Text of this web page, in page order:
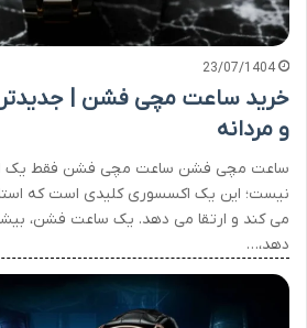
23/07/1404
خرید ساعت مچی فشن |
و مردانه
ساعت مچی فشن ساعت مچی فشن فقط یک
نیست؛ این یک اکسسوری کلیدی است که
می کند و ارتقا می دهد. یک ساعت فشن،
دهد،…